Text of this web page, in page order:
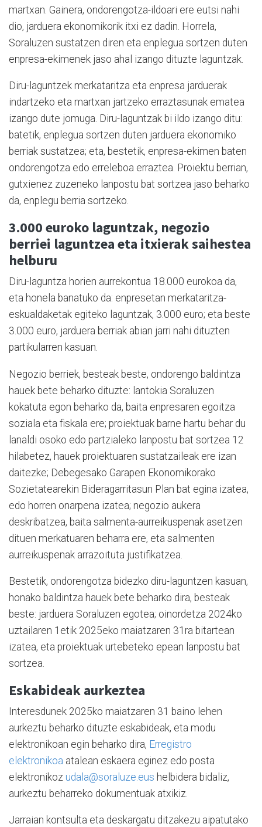
martxan. Gainera, ondorengotza-ildoari ere eutsi nahi
dio, jarduera ekonomikorik itxi ez dadin. Horrela,
Soraluzen sustatzen diren eta enplegua sortzen duten
enpresa-ekimenek jaso ahal izango dituzte laguntzak.
Diru-laguntzek merkataritza eta enpresa jarduerak
indartzeko eta martxan jartzeko erraztasunak ematea
izango dute jomuga. Diru-laguntzak bi ildo izango ditu:
batetik, enplegua sortzen duten jarduera ekonomiko
berriak sustatzea; eta, bestetik, enpresa-ekimen baten
ondorengotza edo erreleboa erraztea. Proiektu berrian,
gutxienez zuzeneko lanpostu bat sortzea jaso beharko
da, enplegu berria sortzeko.
3.000 euroko laguntzak, negozio
berriei laguntzea eta itxierak saihestea
helburu
Diru-laguntza horien aurrekontua 18.000 eurokoa da,
eta honela banatuko da: enpresetan merkataritza-
eskualdaketak egiteko laguntzak, 3.000 euro; eta beste
3.000 euro, jarduera berriak abian jarri nahi dituzten
partikularren kasuan.
Negozio berriek, besteak beste, ondorengo baldintza
hauek bete beharko dituzte: lantokia Soraluzen
kokatuta egon beharko da, baita enpresaren egoitza
soziala eta fiskala ere; proiektuak barne hartu behar du
lanaldi osoko edo partzialeko lanpostu bat sortzea 12
hilabetez, hauek proiektuaren sustatzaileak ere izan
daitezke; Debegesako Garapen Ekonomikorako
Sozietatearekin Bideragarritasun Plan bat egina izatea,
edo horren onarpena izatea; negozio aukera
deskribatzea, baita salmenta-aurreikuspenak asetzen
dituen merkatuaren beharra ere, eta salmenten
aurreikuspenak arrazoituta justifikatzea.
Bestetik, ondorengotza bidezko diru-laguntzen kasuan,
honako baldintza hauek bete beharko dira, besteak
beste: jarduera Soraluzen egotea; oinordetza 2024ko
uztailaren 1etik 2025eko maiatzaren 31ra bitartean
izatea, eta proiektuak urtebeteko epean lanpostu bat
sortzea.
Eskabideak aurkeztea
Interesdunek 2025ko maiatzaren 31 baino lehen
aurkeztu beharko dituzte eskabideak, eta modu
elektronikoan egin beharko dira, Erregistro
elektronikoa atalean eskaera eginez edo posta
elektronikoz udala@soraluze.eus helbidera bidaliz,
aurkeztu beharreko dokumentuak atxikiz.
Jarraian kontsulta eta deskargatu ditzakezu aipatutako